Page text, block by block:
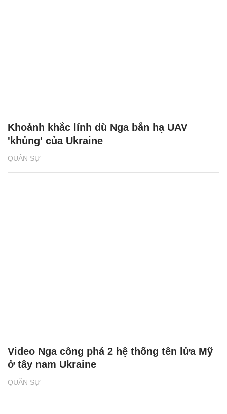
QUÂN SỰ
Khoảnh khắc lính dù Nga bắn hạ UAV
'khủng' của Ukraine
QUÂN SỰ
Video Nga công phá 2 hệ thống tên lửa Mỹ
ở tây nam Ukraine